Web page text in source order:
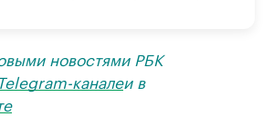
новостями РБК
каналеи в